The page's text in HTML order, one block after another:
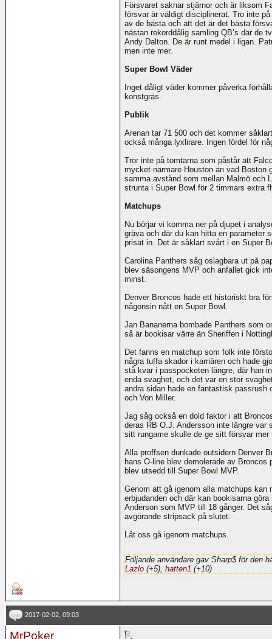
Försvaret saknar stjärnor och är liksom
försvar är väldigt disciplinerat. Tro inte
av de bästa och att det är det bästa
nästan rekorddålig samling QB’s där de
Andy Dalton. De är runt medel i ligan.
men inte mer.
Super Bowl Väder
Inget dåligt väder kommer påverka
konstgräs.
Publik
Arenan tar 71 500 och det kommer
också många lyxlirare. Ingen fördel för
Tror inte på tomtarna som påstår att
mycket närmare Houston än vad Boston
samma avstånd som mellan Malmö och
strunta i Super Bowl för 2 timmars extra
Matchups
Nu börjar vi komma ner på djupet i
gräva och där du kan hitta en parameter
prisat in. Det är såklart svårt i en Super
Carolina Panthers såg oslagbara ut på
blev säsongens MVP och anfallet gick
minst.
Denver Broncos hade ett historiskt bra
någonsin nått en Super Bowl.
Jan Bananerna bombade Panthers som
så är bookisar värre än Sheriffen i
Det fanns en matchup som folk inte
några tuffa skador i karriären och hade
stå kvar i passpocketen längre, där han
enda svaghet, och det var en stor
andra sidan hade en fantastisk passrush
och Von Miller.
Jag såg också en dold faktor i att
deras RB O.J. Andersson inte längre
sitt rungame skulle de ge sitt försvar
Alla proffsen dunkade outsidern Denver
hans O-line blev demolerade av
blev utsedd till Super Bowl MVP.
Genom att gå igenom alla matchups
erbjudanden och där kan bookisarna
Anderson som MVP till 18 gånger. Det
avgörande stripsack på slutet.
Låt oss gå igenom matchups.
Följande användare gav Sharp$ för den
Lazlo (+5), hatten1 (+10)
2017-02-02, 09:03
MrPoker